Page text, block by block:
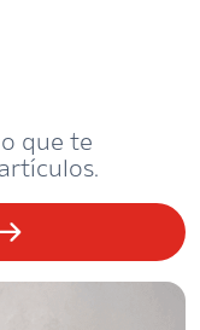
que te